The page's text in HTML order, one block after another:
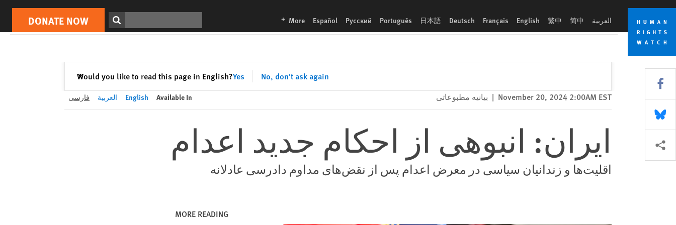
Skip
cookie
privacy
notice
Skip
main
content
العربية 简中
繁中
English
Français
Deutsch
日本語
Português
Русский
Español
More
languages
DONATE NOW
Would you like to read this page in English?Yes No, don't ask again
✕Close
Print
DONATE NOW
November 20, 2024 2:00AM EST
| بیانیه مطبوعاتی Available In
English العربية فارسی
ایران: انبوهی از احکام جدید اعدام
اقلیت‌ها و زندانیان سیاسی در معرض اعدام پس از نقض‌های مداوم دادرسی عادلانه
MORE READING
Share this via Facebook
Share this via Bluesky
More sharing options